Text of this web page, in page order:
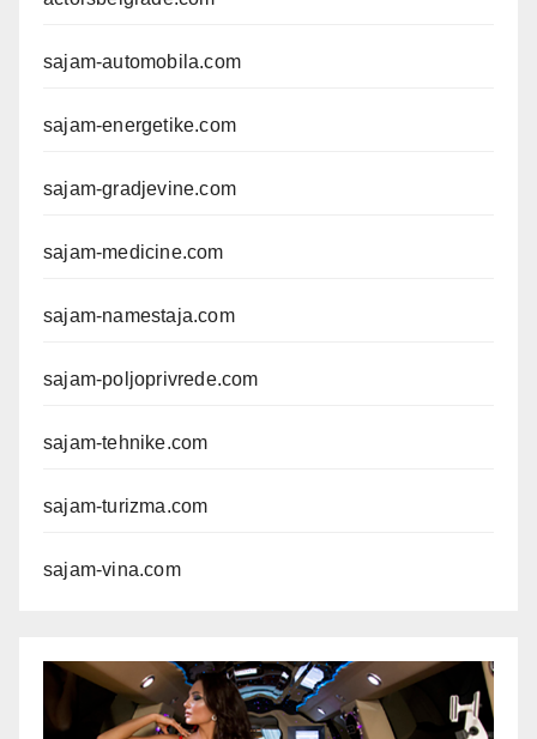
sajam-automobila.com
sajam-energetike.com
sajam-gradjevine.com
sajam-medicine.com
sajam-namestaja.com
sajam-poljoprivrede.com
sajam-tehnike.com
sajam-turizma.com
sajam-vina.com